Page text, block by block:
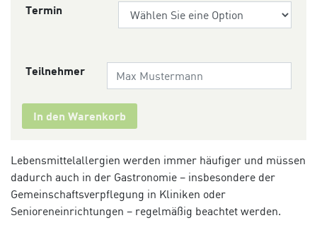
Termin
Teilnehmer
In den Warenkorb
Lebensmittelallergien werden immer häufiger und müssen
dadurch auch in der Gastronomie – insbesondere der
Gemeinschaftsverpflegung in Kliniken oder
Senioreneinrichtungen – regelmäßig beachtet werden.